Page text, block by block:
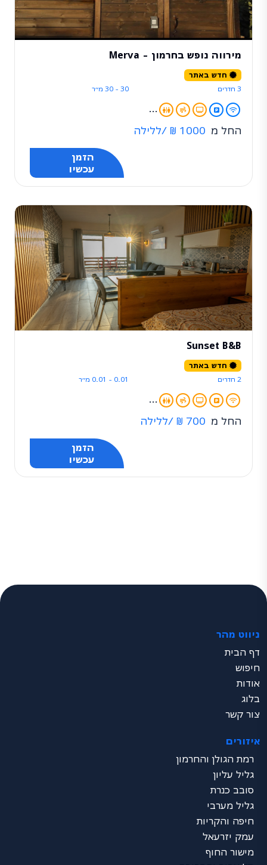
מירווה נופש בחרמון - Merva
חדש באתר
3 חדרים 30 - 30 מ״ר
...
החל מ 1000 ₪ /ללילה
הזמן
עכשיו
Sunset B&B
חדש באתר
2 חדרים 0.01 - 0.01 מ״ר
...
החל מ 700 ₪ /ללילה
הזמן
עכשיו
ניווט מהר
דף הבית
חיפוש
אודות
בלוג
צור קשר
איזורים
רמת הגולן והחרמון
גליל עליון
סובב כנרת
גליל מערבי
חיפה והקריות
עמק יזרעאל
מישור החוף